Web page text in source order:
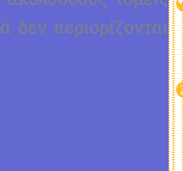
δεν περιορίζονται